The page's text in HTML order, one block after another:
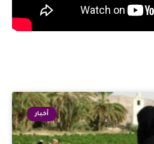
أخبار